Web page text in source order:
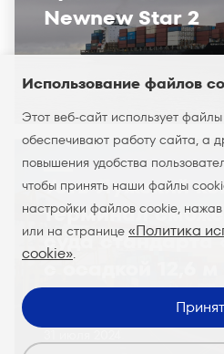
Newnew Star 2
27 ноября 2024
Усть-Лужский
терминал
суда
с осадкой 12,6 м
Развитие мощностей
Использование файлов
Этот веб-сайт использует
обеспечивают работу сайта, а
повышения удобства
чтобы принять наши файлы
настройки файлов cookie,
или на странице «Политика
cookie».